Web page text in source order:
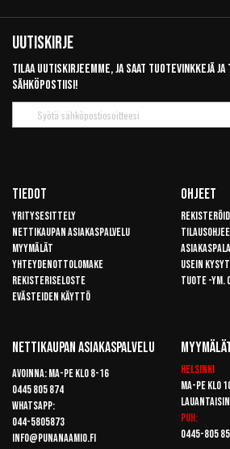
Uutiskirje
Tilaa uutiskirjeemme, ja saat tuotevinkkejä
sähköpostiisi!
uutiskirje
Tiedot
Yritysesittely
Nettikaupan asiakaspalvelu
Myymälät
Yhteydenottolomake
Rekisteriseloste
Evästeiden käyttö
Ohjeet
Usein
Tuote -ym.
Nettikaupan Asiakaspalvelu
Avoinna: Ma-pe klo 8-16
0445 805 874
Whatsapp:
044-5805873
info@punanaamio.fi
Helsinki
Ma-pe klo
Puh:
0445-805